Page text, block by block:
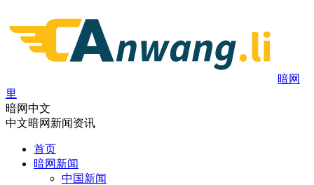
暗网
里
暗网中文
中文暗网新闻资讯
首页
暗网新闻
中国新闻